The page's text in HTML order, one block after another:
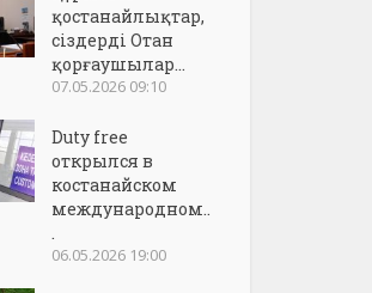
қостанайлықтар,
сіздерді Отан
қорғаушылар...
07.05.2026 09:10
Duty free
открылся в
костанайском
международном..
.
06.05.2026 19:00